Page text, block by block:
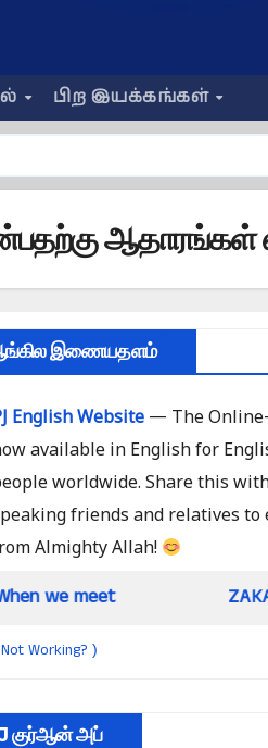
பிற இயக்கங்கள்
இணையதளம்
English Website— The Online-
available in English for
worldwide. Share this
friends and relatives to
Almighty Allah!
ZAKAAH (In
Not Working? )
குர்ஆன் அப்